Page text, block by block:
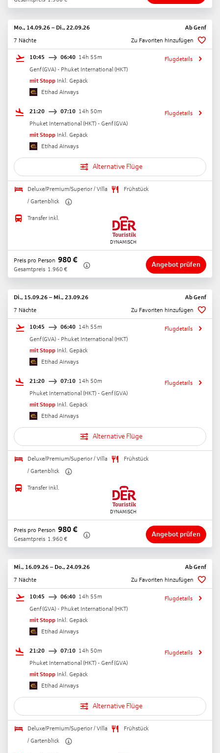
Mo., 14.09.26 – Di., 22.09.26 AbGenf
7 Nächte
Zu Favoriten hinzufügen
10:45 06:40 14h 55m
Genf(GVA) - Phuket International (HKT)
mit Stopp Inkl. Gepäck
Etihad Airways
Flugdetails
21:20 07:10 14h 50m
Phuket International (HKT) - Genf(GVA)
mit Stopp Inkl. Gepäck
Etihad Airways
Flugdetails
Alternative Flüge
Deluxe/Premium/Superior / Villa
/ Gartenblick
Frühstück
Transfer inkl.
Preis pro Person 980€
Gesamtpreis 1.960 €
Angebot prüfen
Di., 15.09.26 – Mi., 23.09.26 AbGenf
7 Nächte
Zu Favoriten hinzufügen
10:45 06:40 14h 55m
Genf(GVA) - Phuket International (HKT)
mit Stopp Inkl. Gepäck
Etihad Airways
Flugdetails
21:20 07:10 14h 50m
Phuket International (HKT) - Genf(GVA)
mit Stopp Inkl. Gepäck
Etihad Airways
Flugdetails
Alternative Flüge
Deluxe/Premium/Superior / Villa
/ Gartenblick
Frühstück
Transfer inkl.
Preis pro Person 980€
Gesamtpreis 1.960 €
Angebot prüfen
Mi., 16.09.26 – Do., 24.09.26 AbGenf
7 Nächte
Zu Favoriten hinzufügen
10:45 06:40 14h 55m
Genf(GVA) - Phuket International (HKT)
mit Stopp Inkl. Gepäck
Etihad Airways
Flugdetails
21:20 07:10 14h 50m
Phuket International (HKT) - Genf(GVA)
mit Stopp Inkl. Gepäck
Etihad Airways
Flugdetails
Alternative Flüge
Deluxe/Premium/Superior / Villa
/ Gartenblick
Frühstück